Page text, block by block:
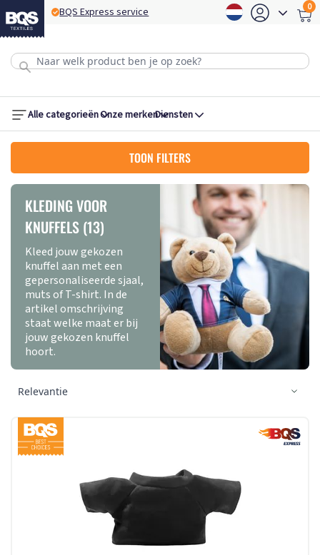
BQS Express service 0
Alle categorieënOnze merkenDiensten
TOON FILTERS
KLEDING VOOR
KNUFFELS (13)
Kleed jouw gekozen
knuffel aan met een
gepersonaliseerde sjaal,
muts of T-shirt. In de
artikel omschrijving
staat welke maat er bij
jouw gekozen knuffel
hoort.